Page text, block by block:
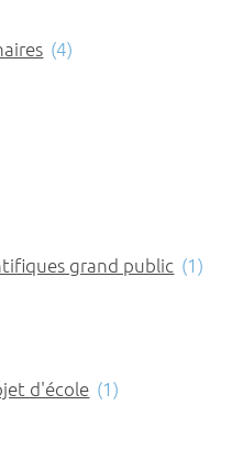
(4)
grand public (1)
d'école (1)